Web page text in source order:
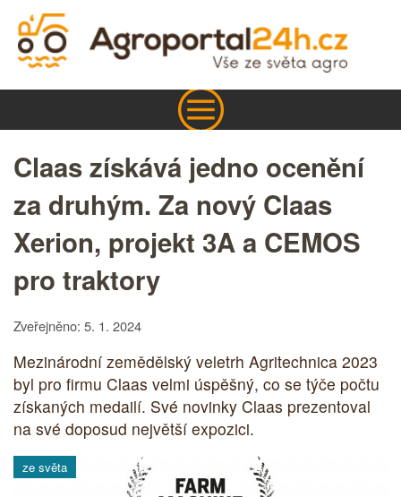
Claas získává jedno ocenění
za druhým. Za nový Claas
Xerion, projekt 3A a CEMOS
pro traktory
Zveřejněno: 5. 1. 2024
Mezinárodní zemědělský veletrh Agritechnica 2023
byl pro firmu Claas velmi úspěšný, co se týče počtu
získaných medailí. Své novinky Claas prezentoval
na své doposud největší expozici.
ze světa